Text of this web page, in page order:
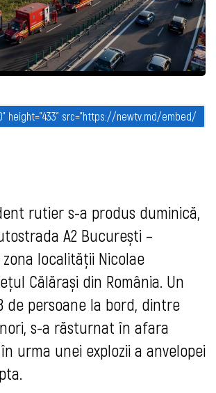
rutier s-a produs duminică,
A2 București –
localității Nicolae
Călărași din România. Un
de persoane la bord, dintre
s-a răsturnat în afara
urma unei explozii a anvelopei